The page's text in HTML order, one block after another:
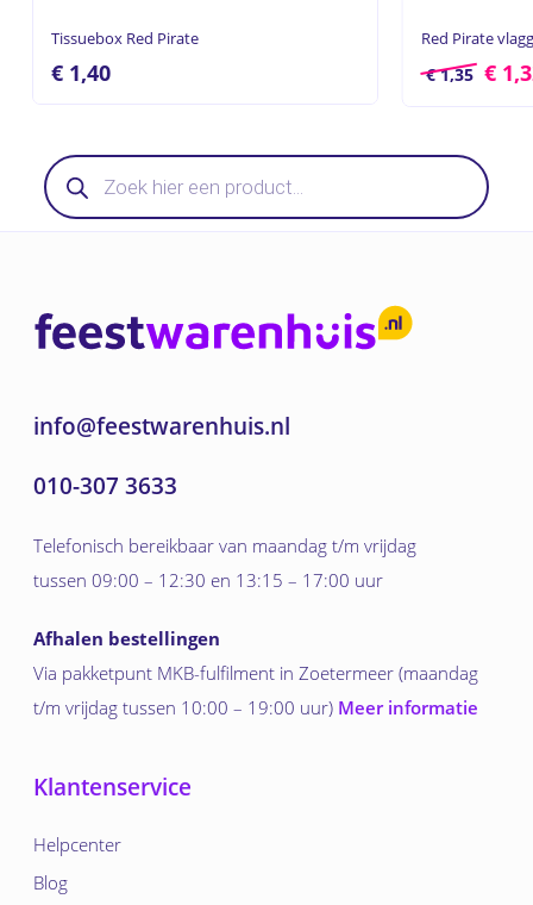
Tissuebox Red Pirate
€1,40
Red Pirate
€1,35 €
Producten
zoeken
info@feestwarenhuis.nl
010-307 3633
Telefonisch bereikbaar van maandag t/m vrijdag
tussen 09:00 – 12:30 en 13:15 – 17:00 uur
Afhalen bestellingen
Via pakketpunt MKB-fulfilment in Zoetermeer (maandag
t/m vrijdag tussen 10:00 – 19:00 uur) Meer informatie
Klantenservice
Helpcenter
Blog